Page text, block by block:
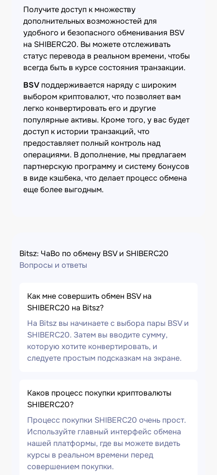
Получите доступ к множеству
дополнительных возможностей для
удобного и безопасного обменивания BSV
на SHIBERC20. Вы можете отслеживать
статус перевода в реальном времени, чтобы
всегда быть в курсе состояния транзакции.
BSV поддерживается наряду с широким
выбором криптовалют, что позволяет вам
легко конвертировать его и другие
популярные активы. Кроме того, у вас будет
доступ к истории транзакций, что
предоставляет полный контроль над
операциями. В дополнение, мы предлагаем
партнерскую программу и систему бонусов
в виде кэшбека, что делает процесс обмена
еще более выгодным.
Bitsz: ЧаВо по обмену BSV и SHIBERC20
Вопросы и ответы
Как мне совершить обмен BSV на
SHIBERC20 на Bitsz?
На Bitsz вы начинаете с выбора пары BSV и
SHIBERC20. Затем вы вводите сумму,
которую хотите конвертировать, и
следуете простым подсказкам на экране.
Каков процесс покупки криптовалюты
SHIBERC20?
Процесс покупки SHIBERC20 очень прост.
Используйте главный интерфейс обмена
нашей платформы, где вы можете видеть
курсы в реальном времени перед
совершением покупки.